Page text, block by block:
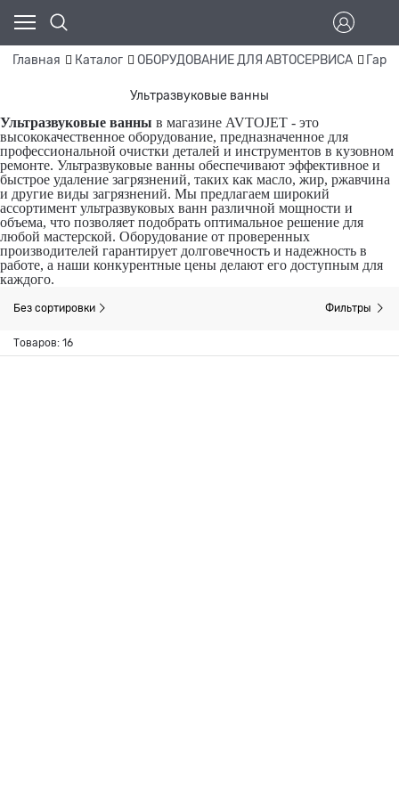
Главная Каталог ОБОРУДОВАНИЕ ДЛЯ АВТОСЕРВИСА
Ультразвуковые ванны
Ультразвуковые ванны в магазине AVTOJET - это
высококачественное оборудование, предназначенное для
профессиональной очистки деталей и инструментов в кузовном
ремонте. Ультразвуковые ванны обеспечивают эффективное и
быстрое удаление загрязнений, таких как масло, жир, ржавчина
и другие виды загрязнений. Мы предлагаем широкий
ассортимент ультразвуковых ванн различной мощности и
объема, что позволяет подобрать оптимальное решение для
любой мастерской. Оборудование от проверенных
производителей гарантирует долговечность и надежность в
работе, а наши конкурентные цены делают его доступным для
каждого.
Без сортировки Фильтры
Товаров: 16